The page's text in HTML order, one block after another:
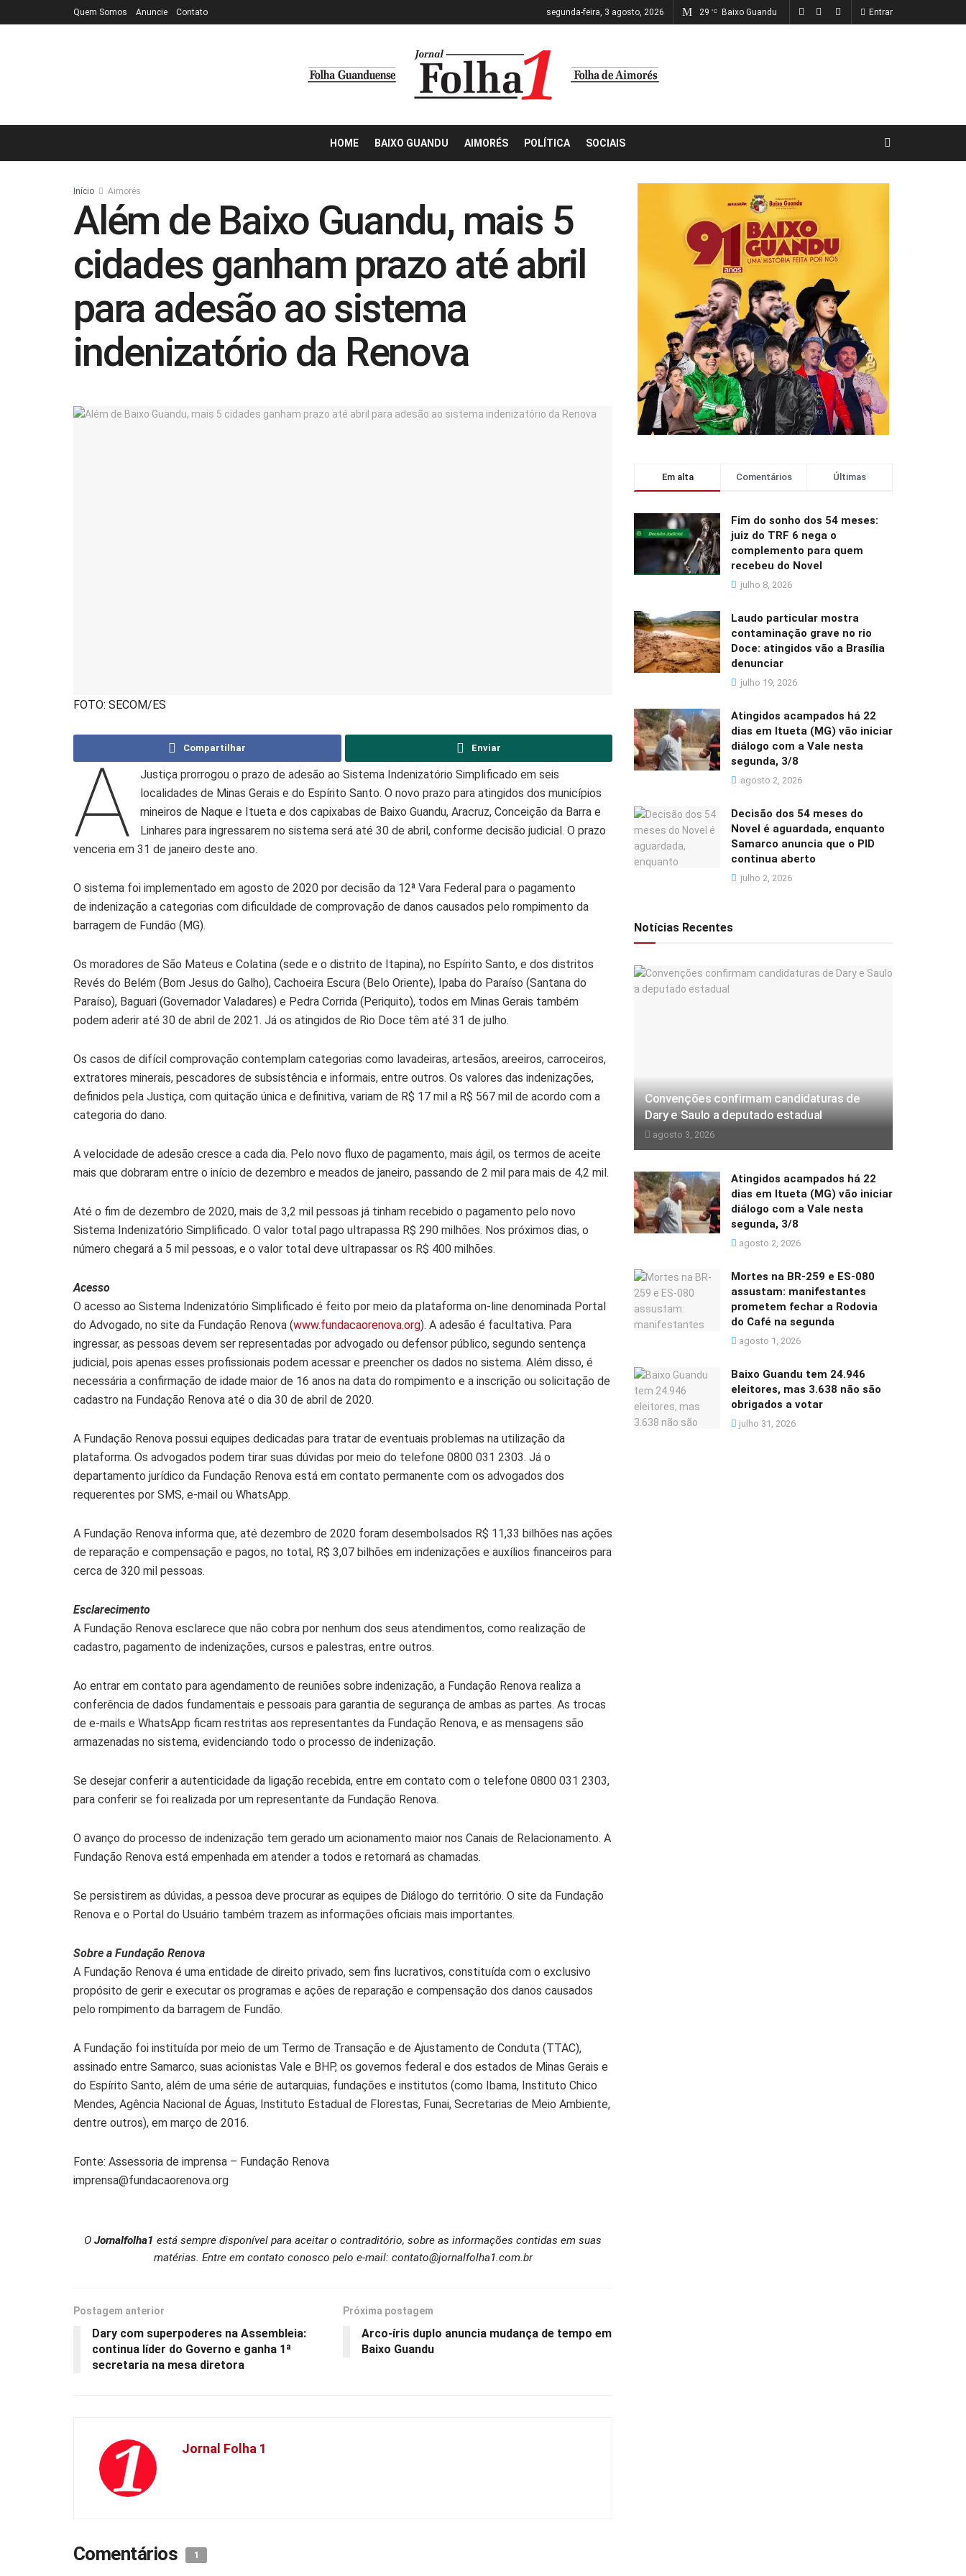
Quem Somos Anuncie Contato segunda-feira, 3 agosto, 2026 29 °C Baixo Guandu Entrar
HOME BAIXO GUANDU AIMORÉS POLÍTICA SOCIAIS
Início Aimorés
Além de Baixo Guandu, mais 5
cidades ganham prazo até abril
para adesão ao sistema
indenizatório da Renova
FOTO: SECOM/ES
Compartilhar Enviar
A
Justiça prorrogou o prazo de adesão ao Sistema Indenizatório Simplificado em seis
localidades de Minas Gerais e do Espírito Santo. O novo prazo para atingidos dos municípios
mineiros de Naque e Itueta e dos capixabas de Baixo Guandu, Aracruz, Conceição da Barra e
Linhares para ingressarem no sistema será até 30 de abril, conforme decisão judicial. O prazo
venceria em 31 de janeiro deste ano.
O sistema foi implementado em agosto de 2020 por decisão da 12ª Vara Federal para o pagamento
de indenização a categorias com dificuldade de comprovação de danos causados pelo rompimento da
barragem de Fundão (MG).
Os moradores de São Mateus e Colatina (sede e o distrito de Itapina), no Espírito Santo, e dos distritos
Revés do Belém (Bom Jesus do Galho), Cachoeira Escura (Belo Oriente), Ipaba do Paraíso (Santana do
Paraíso), Baguari (Governador Valadares) e Pedra Corrida (Periquito), todos em Minas Gerais também
podem aderir até 30 de abril de 2021. Já os atingidos de Rio Doce têm até 31 de julho.
Os casos de difícil comprovação contemplam categorias como lavadeiras, artesãos, areeiros, carroceiros,
extratores minerais, pescadores de subsistência e informais, entre outros. Os valores das indenizações,
definidos pela Justiça, com quitação única e definitiva, variam de R$ 17 mil a R$ 567 mil de acordo com a
categoria do dano.
A velocidade de adesão cresce a cada dia. Pelo novo fluxo de pagamento, mais ágil, os termos de aceite
mais que dobraram entre o início de dezembro e meados de janeiro, passando de 2 mil para mais de 4,2 mil.
Até o fim de dezembro de 2020, mais de 3,2 mil pessoas já tinham recebido o pagamento pelo novo
Sistema Indenizatório Simplificado. O valor total pago ultrapassa R$ 290 milhões. Nos próximos dias, o
número chegará a 5 mil pessoas, e o valor total deve ultrapassar os R$ 400 milhões.
Acesso
O acesso ao Sistema Indenizatório Simplificado é feito por meio da plataforma on-line denominada Portal
do Advogado, no site da Fundação Renova (www.fundacaorenova.org). A adesão é facultativa. Para
ingressar, as pessoas devem ser representadas por advogado ou defensor público, segundo sentença
judicial, pois apenas esses profissionais podem acessar e preencher os dados no sistema. Além disso, é
necessária a confirmação de idade maior de 16 anos na data do rompimento e a inscrição ou solicitação de
cadastro na Fundação Renova até o dia 30 de abril de 2020.
A Fundação Renova possui equipes dedicadas para tratar de eventuais problemas na utilização da
plataforma. Os advogados podem tirar suas dúvidas por meio do telefone 0800 031 2303. Já o
departamento jurídico da Fundação Renova está em contato permanente com os advogados dos
requerentes por SMS, e-mail ou WhatsApp.
A Fundação Renova informa que, até dezembro de 2020 foram desembolsados R$ 11,33 bilhões nas ações
de reparação e compensação e pagos, no total, R$ 3,07 bilhões em indenizações e auxílios financeiros para
cerca de 320 mil pessoas.
Esclarecimento
A Fundação Renova esclarece que não cobra por nenhum dos seus atendimentos, como realização de
cadastro, pagamento de indenizações, cursos e palestras, entre outros.
Ao entrar em contato para agendamento de reuniões sobre indenização, a Fundação Renova realiza a
conferência de dados fundamentais e pessoais para garantia de segurança de ambas as partes. As trocas
de e-mails e WhatsApp ficam restritas aos representantes da Fundação Renova, e as mensagens são
armazenadas no sistema, evidenciando todo o processo de indenização.
Se desejar conferir a autenticidade da ligação recebida, entre em contato com o telefone 0800 031 2303,
para conferir se foi realizada por um representante da Fundação Renova.
O avanço do processo de indenização tem gerado um acionamento maior nos Canais de Relacionamento. A
Fundação Renova está empenhada em atender a todos e retornará as chamadas.
Se persistirem as dúvidas, a pessoa deve procurar as equipes de Diálogo do território. O site da Fundação
Renova e o Portal do Usuário também trazem as informações oficiais mais importantes.
Sobre a Fundação Renova
A Fundação Renova é uma entidade de direito privado, sem fins lucrativos, constituída com o exclusivo
propósito de gerir e executar os programas e ações de reparação e compensação dos danos causados
pelo rompimento da barragem de Fundão.
A Fundação foi instituída por meio de um Termo de Transação e de Ajustamento de Conduta (TTAC),
assinado entre Samarco, suas acionistas Vale e BHP, os governos federal e dos estados de Minas Gerais e
do Espírito Santo, além de uma série de autarquias, fundações e institutos (como Ibama, Instituto Chico
Mendes, Agência Nacional de Águas, Instituto Estadual de Florestas, Funai, Secretarias de Meio Ambiente,
dentre outros), em março de 2016.
Fonte: Assessoria de imprensa – Fundação Renova
imprensa@fundacaorenova.org
O Jornalfolha1 está sempre disponível para aceitar o contraditório, sobre as informações contidas em suas
matérias. Entre em contato conosco pelo e-mail: contato@jornalfolha1.com.br
Postagem anterior
Dary com superpoderes na Assembleia:
continua líder do Governo e ganha 1ª
secretaria na mesa diretora
Próxima postagem
Arco-íris duplo anuncia mudança de tempo em
Baixo Guandu
Jornal Folha 1
Comentários 1
Em alta Comentários Últimas
Fim do sonho dos 54 meses:
juiz do TRF 6 nega o
complemento para quem
recebeu do Novel
julho 8, 2026
Laudo particular mostra
contaminação grave no rio
Doce: atingidos vão a Brasília
denunciar
julho 19, 2026
Atingidos acampados há 22
dias em Itueta (MG) vão iniciar
diálogo com a Vale nesta
segunda, 3/8
agosto 2, 2026
Decisão dos 54 meses do
Novel é aguardada, enquanto
Samarco anuncia que o PID
continua aberto
julho 2, 2026
Notícias Recentes
Convenções confirmam candidaturas de
Dary e Saulo a deputado estadual
agosto 3, 2026
Atingidos acampados há 22
dias em Itueta (MG) vão iniciar
diálogo com a Vale nesta
segunda, 3/8
agosto 2, 2026
Mortes na BR-259 e ES-080
assustam: manifestantes
prometem fechar a Rodovia
do Café na segunda
agosto 1, 2026
Baixo Guandu tem 24.946
eleitores, mas 3.638 não são
obrigados a votar
julho 31, 2026